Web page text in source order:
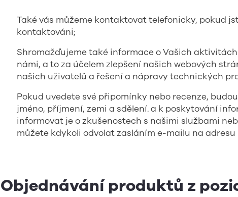
Také vás můžeme kontaktovat telefonicky, pokud
kontaktováni;
Shromažďujeme také informace o Vašich
námi, a to za účelem zlepšení našich webových
našich uživatelů a řešení a nápravy technických
Pokud uvedete své připomínky nebo recenze,
jméno, příjmení, zemi a sdělení. a k poskytování
informovat je o zkušenostech s našimi službami
můžete kdykoli odvolat zasláním e-mailu na adresu
Objednávání produktů z